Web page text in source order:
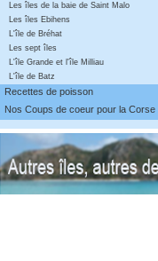
Les îles de la baie de Saint Malo
Les îles Ebihens
L'île de Bréhat
Les sept îles
L'île Grande et l'île Milliau
L'île de Batz
Recettes de poisson
Nos Coups de coeur pour la Corse